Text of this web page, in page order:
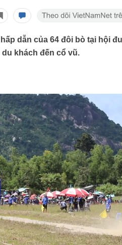
dẫn của 64 đôi bò tại hội
khách đến cổ vũ.